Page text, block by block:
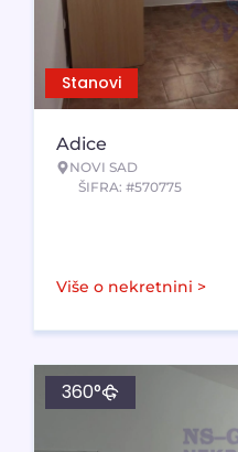
Stanovi
Adice
NOVI SAD
ŠIFRA: #570775
Više o nekretnini >
360°